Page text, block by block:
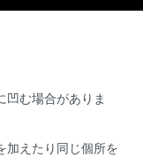
む場合がありま
えたり同じ個所を